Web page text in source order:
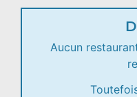
Aucun